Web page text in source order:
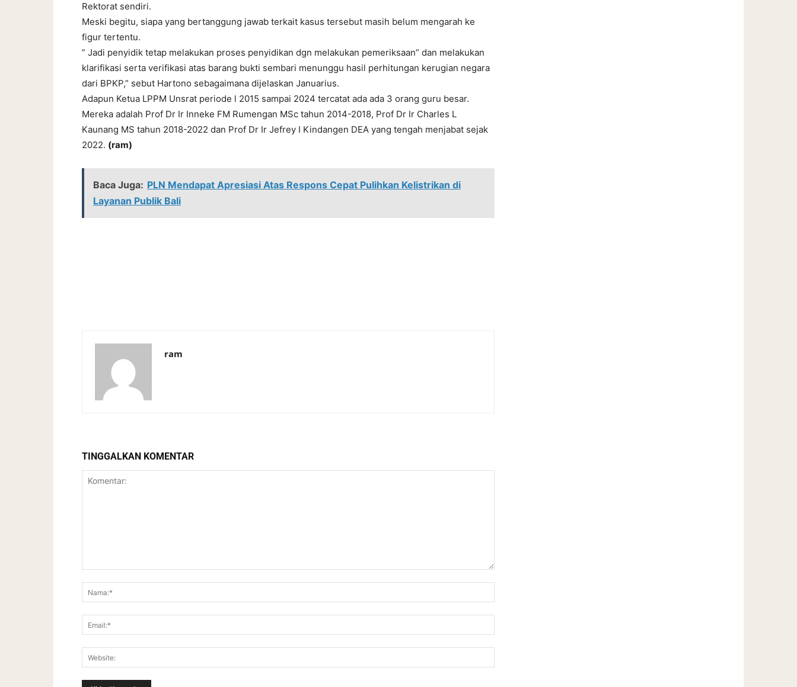
Rektorat sendiri.
Meski begitu, siapa yang bertanggung jawab terkait kasus tersebut masih belum mengarah ke
figur tertentu.
” Jadi penyidik tetap melakukan proses penyidikan dgn melakukan pemeriksaan” dan melakukan
klarifikasi serta verifikasi atas barang bukti sembari menunggu hasil perhitungan kerugian negara
dari BPKP,” sebut Hartono sebagaimana dijelaskan Januarius.
Adapun Ketua LPPM Unsrat periode l 2015 sampai 2024 tercatat ada ada 3 orang guru besar.
Mereka adalah Prof Dr Ir Inneke FM Rumengan MSc tahun 2014-2018, Prof Dr Ir Charles L
Kaunang MS tahun 2018-2022 dan Prof Dr Ir Jefrey I Kindangen DEA yang tengah menjabat sejak
2022. (ram)
Baca Juga: PLN Mendapat Apresiasi Atas Respons Cepat Pulihkan Kelistrikan di
Layanan Publik Bali
ram
TINGGALKAN KOMENTAR